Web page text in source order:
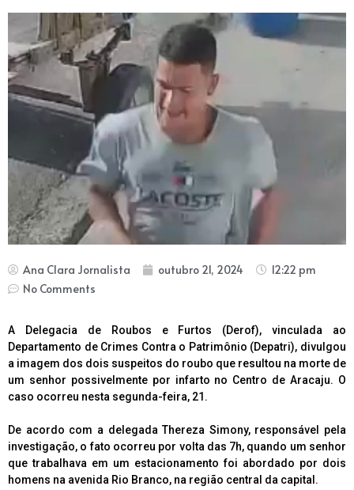
Ana Clara Jornalista outubro 21, 2024
12:22 pm
No Comments
A Delegacia de Roubos e Furtos (Derof), vinculada ao
Departamento de Crimes Contra o Patrimônio (Depatri), divulgou
a imagem dos dois suspeitos do roubo que resultou na morte de
um senhor possivelmente por infarto no Centro de Aracaju. O
caso ocorreu nesta segunda-feira, 21.
De acordo com a delegada Thereza Simony, responsável pela
investigação, o fato ocorreu por volta das 7h, quando um senhor
que trabalhava em um estacionamento foi abordado por dois
homens na avenida Rio Branco, na região central da capital.